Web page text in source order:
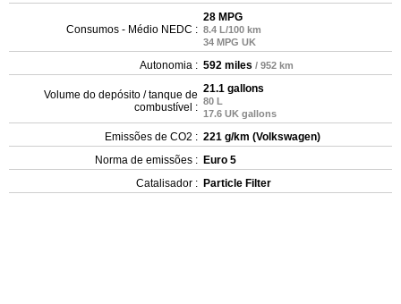
Consumos - Médio NEDC :
28 MPG
8.4 L/100 km
34 MPG UK
Autonomia : 592 miles / 952 km
Volume do depósito / tanque de
combustível :
21.1 gallons
80 L
17.6 UK gallons
Emissões de CO2 : 221 g/km (Volkswagen)
Norma de emissões : Euro 5
Catalisador : Particle Filter